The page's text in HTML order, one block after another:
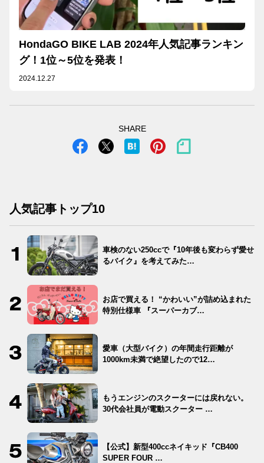
HondaGO BIKE LAB 2024年人気記事ランキン
グ！1位～5位を発表！
2024.12.27
SHARE
人気記事トップ10
車検のない250ccで『10年後も変わらず愛せ
るバイク』を考えてみた…
お店で買える！ “かわいい”が詰め込まれた
特別仕様車 『スーパーカブ…
愛車（大型バイク）の年間走行距離が
1000km未満で絶望したので12…
もうエンジンのスクーターには戻れない。
30代会社員が電動スクーター …
【公式】新型400ccネイキッド『CB400
SUPER FOUR …